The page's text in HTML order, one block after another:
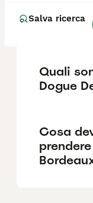
Salva ricerca
Qual è il
De
Quali
Dogue
Cosa